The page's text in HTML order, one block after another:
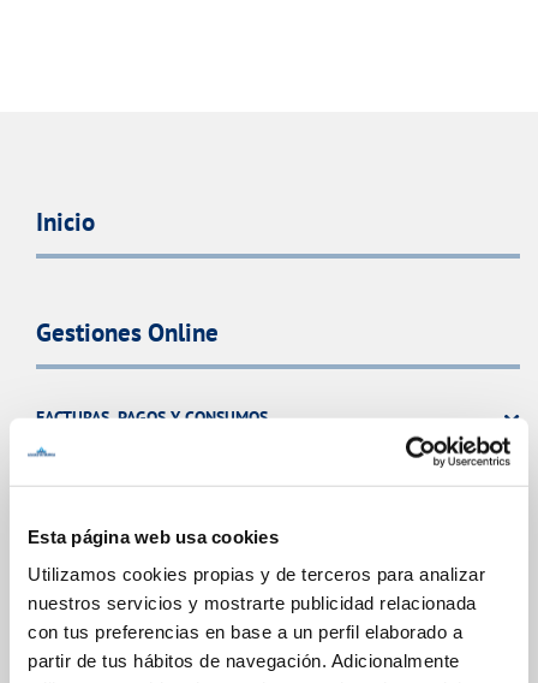
Esta página web usa cookies
Utilizamos cookies propias y de terceros para analizar
nuestros servicios y mostrarte publicidad relacionada
con tus preferencias en base a un perfil elaborado a
partir de tus hábitos de navegación. Adicionalmente
Inicio
Gestiones Online
FACTURAS, PAGOS Y CONSUMOS
CONTRATOS
INCIDENCIAS
TODAS LAS GESTIONES
OTRAS GESTIONES